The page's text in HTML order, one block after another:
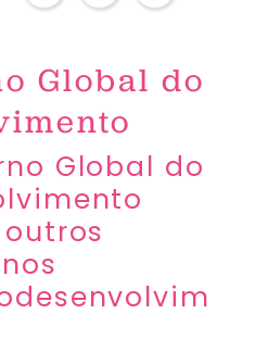
Global do
Global do